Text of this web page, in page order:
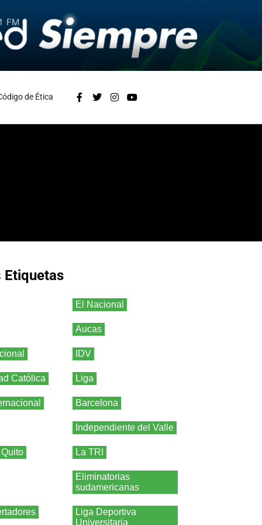
de Ética
Etiquetas
El Nacional
Aucas
IDV
Católica Liga
Barcelona
Independiente del Valle
La TRI
Eliminatorias
sudamericanas
Liga Deportiva
Universitaria